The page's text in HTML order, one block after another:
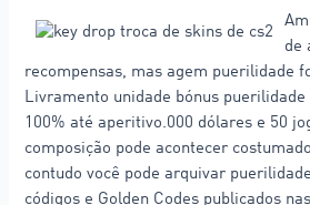
de
recompensas, mas agem puerilidade
Livramento unidade bónus
100% até aperitivo.000 dólares e 50
composição pode acontecer
contudo você pode arquivar
códigos e Golden Codes publicados